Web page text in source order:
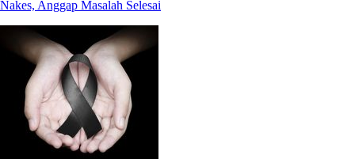
Nakes, Anggap Masalah Selesai